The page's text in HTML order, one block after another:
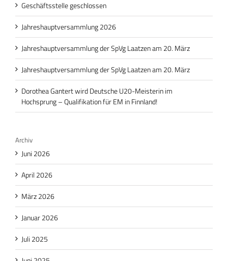
Geschäftsstelle geschlossen
Jahreshauptversammlung 2026
Jahreshauptversammlung der SpVg Laatzen am 20. März
Jahreshauptversammlung der SpVg Laatzen am 20. März
Dorothea Gantert wird Deutsche U20-Meisterin im
Hochsprung – Qualifikation für EM in Finnland!
Archiv
Juni 2026
April 2026
März 2026
Januar 2026
Juli 2025